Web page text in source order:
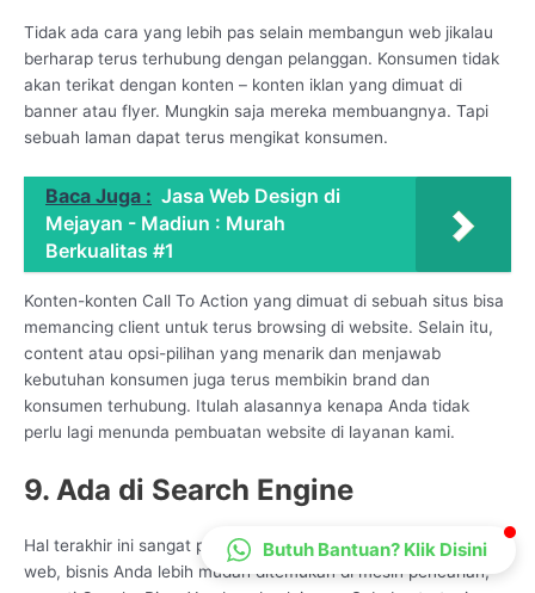
Tidak ada cara yang lebih pas selain membangun web jikalau
berharap terus terhubung dengan pelanggan. Konsumen tidak
akan terikat dengan konten – konten iklan yang dimuat di
banner atau flyer. Mungkin saja mereka membuangnya. Tapi
sebuah laman dapat terus mengikat konsumen.
Baca Juga : Jasa Web Design di
Mejayan - Madiun : Murah
Berkualitas #1
Konten-konten Call To Action yang dimuat di sebuah situs bisa
memancing client untuk terus browsing di website. Selain itu,
content atau opsi-pilihan yang menarik dan menjawab
kebutuhan konsumen juga terus membikin brand dan
konsumen terhubung. Itulah alasannya kenapa Anda tidak
perlu lagi menunda pembuatan website di layanan kami.
9. Ada di Search Engine
Hal terakhir ini sangat penting karena dengan adanya situs
web, bisnis Anda lebih mudah ditemukan di mesin pencarian,
CS Lenteraweb
Online
Butuh Bantuan? Klik Disini